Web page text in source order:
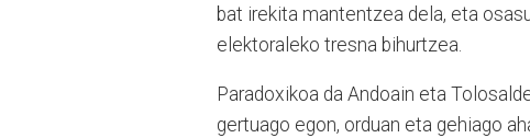
bat irekita mantentzea dela, eta
elektoraleko tresna bihurtzea.
Paradoxikoa da Andoain eta
gertuago egon, orduan eta gehiago